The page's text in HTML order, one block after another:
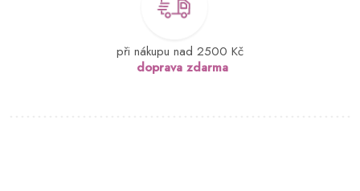
při nákupu nad 2500 Kč
doprava zdarma